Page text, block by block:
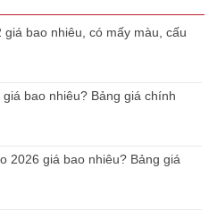
giá bao nhiêu, có mấy màu, cấu
giá bao nhiêu? Bảng giá chính
2026 giá bao nhiêu? Bảng giá